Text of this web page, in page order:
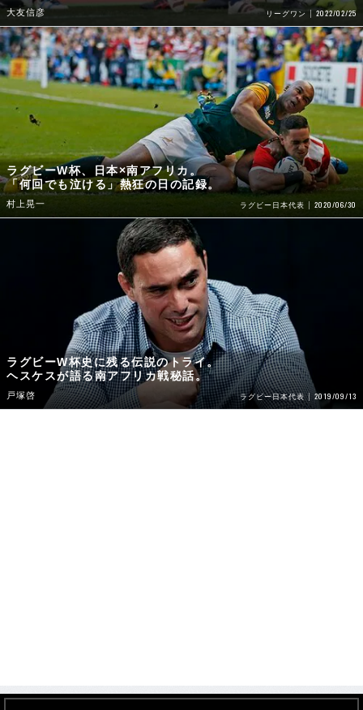
大友信彦 リーグワン 2022/02/25
ラグビーW杯、日本×南アフリカ。
「何回でも泣ける」熱狂の日の記録。
村上晃一 ラグビー日本代表 2020/06/30
ラグビーW杯史に残る伝説のトライ。
ヘスケスが語る南アフリカ戦秘話。
戸塚啓 ラグビー日本代表 2019/09/13